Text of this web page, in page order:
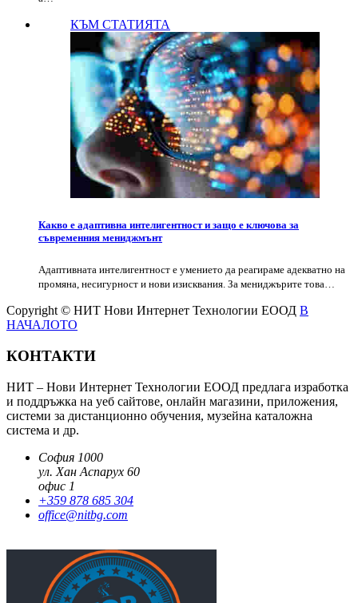
КЪМ СТАТИЯТА
Какво е адаптивна интелигентност и защо е ключова за
съвременния мениджмънт
Адаптивната интелигентност е умението да реагираме адекватно на
промяна, несигурност и нови изисквания. За мениджърите това…
Copyright © НИТ Нови Интернет Технологии ЕООД В
НАЧАЛОТО
КОНТАКТИ
НИТ – Нови Интернет Технологии ЕООД предлага изработка
и поддръжка на уеб сайтове, онлайн магазини, приложения,
системи за дистанционно обучения, музейна каталожна
система и др.
София 1000
ул. Хан Аспарух 60
офис 1
+359 878 685 304
office@nitbg.com